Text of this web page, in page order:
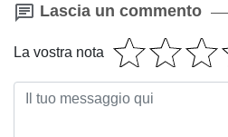
Lascia un commento
La vostra nota